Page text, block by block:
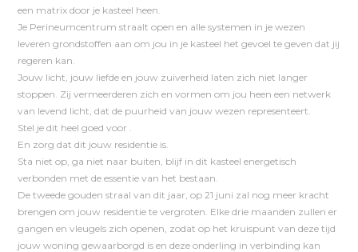
een matrix door je kasteel heen.
Je Perineumcentrum straalt open en alle systemen in je wezen
leveren grondstoffen aan om jou in je kasteel het gevoel te geven dat jij
regeren kan.
Jouw licht, jouw liefde en jouw zuiverheid laten zich niet langer
stoppen. Zij vermeerderen zich en vormen om jou heen een netwerk
van levend licht, dat de puurheid van jouw wezen representeert.
Stel je dit heel goed voor .
En zorg dat dit jouw residentie is.
Sta niet op, ga niet naar buiten, blijf in dit kasteel energetisch
verbonden met de essentie van het bestaan.
De tweede gouden straal van dit jaar, op 21 juni zal nog meer kracht
brengen om jouw residentie te vergroten. Elke drie maanden zullen er
gangen en vleugels zich openen, zodat op het kruispunt van deze tijd
jouw woning gewaarborgd is en deze onderling in verbinding kan